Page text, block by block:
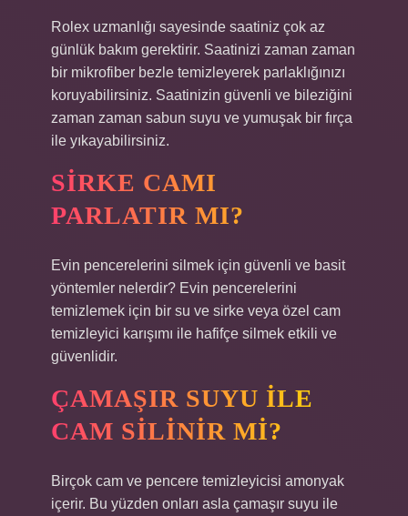
Rolex uzmanlığı sayesinde saatiniz çok az
günlük bakım gerektirir. Saatinizi zaman zaman
bir mikrofiber bezle temizleyerek parlaklığınızı
koruyabilirsiniz. Saatinizin güvenli ve bileziğini
zaman zaman sabun suyu ve yumuşak bir fırça
ile yıkayabilirsiniz.
SIRKE CAMI
PARLATIR MI?
Evin pencerelerini silmek için güvenli ve basit
yöntemler nelerdir? Evin pencerelerini
temizlemek için bir su ve sirke veya özel cam
temizleyici karışımı ile hafifçe silmek etkili ve
güvenlidir.
ÇAMAŞIR SUYU ILE
CAM SILINIR MI?
Birçok cam ve pencere temizleyicisi amonyak
içerir. Bu yüzden onları asla çamaşır suyu ile